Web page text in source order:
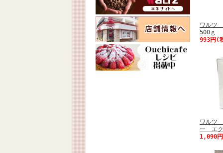
ワルツ
500ｇ
993円(
ワルツ
ー エ
1,090